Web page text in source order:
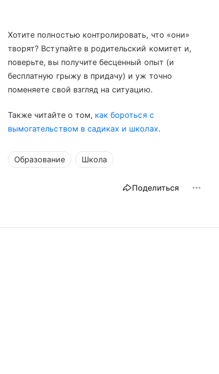
Хотите полностью контролировать, что «они»
творят? Вступайте в родительский комитет и,
поверьте, вы получите бесценный опыт (и
бесплатную грыжу в придачу) и уж точно
поменяете свой взгляд на ситуацию.
Также читайте о том, как бороться с
вымогательством в садиках и школах.
Образование Школа
Поделиться